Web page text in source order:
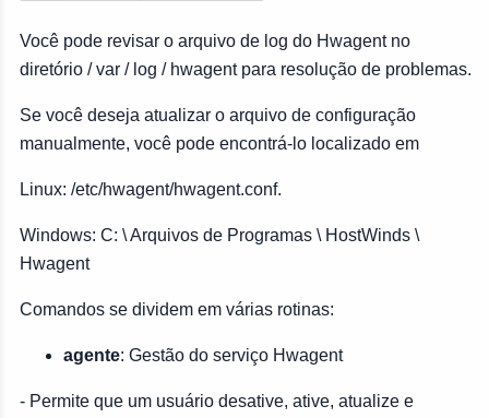
Você pode revisar o arquivo de log do Hwagent no
diretório / var / log / hwagent para resolução de problemas.
Se você deseja atualizar o arquivo de configuração
manualmente, você pode encontrá-lo localizado em
Linux: /etc/hwagent/hwagent.conf.
Windows: C: \ Arquivos de Programas \ HostWinds \
Hwagent
Comandos se dividem em várias rotinas:
agente: Gestão do serviço Hwagent
- Permite que um usuário desative, ative, atualize e